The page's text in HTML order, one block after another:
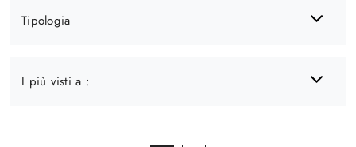
Tipologia
I più visti a :